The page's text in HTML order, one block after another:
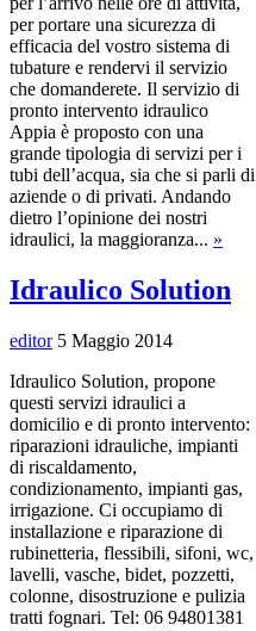
per portare una sicurezza di
efficacia del vostro sistema di
tubature e rendervi il servizio
che domanderete. Il servizio di
pronto intervento idraulico
Appia è proposto con una
grande tipologia di servizi per i
tubi dell’acqua, sia che si parli di
aziende o di privati. Andando
dietro l’opinione dei nostri
idraulici, la maggioranza... »
Idraulico Solution
editor 5 Maggio 2014
Idraulico Solution, propone
questi servizi idraulici a
domicilio e di pronto intervento:
riparazioni idrauliche, impianti
di riscaldamento,
condizionamento, impianti gas,
irrigazione. Ci occupiamo di
installazione e riparazione di
rubinetteria, flessibili, sifoni, wc,
lavelli, vasche, bidet, pozzetti,
colonne, disostruzione e pulizia
tratti fognari. Tel: 06 94801381